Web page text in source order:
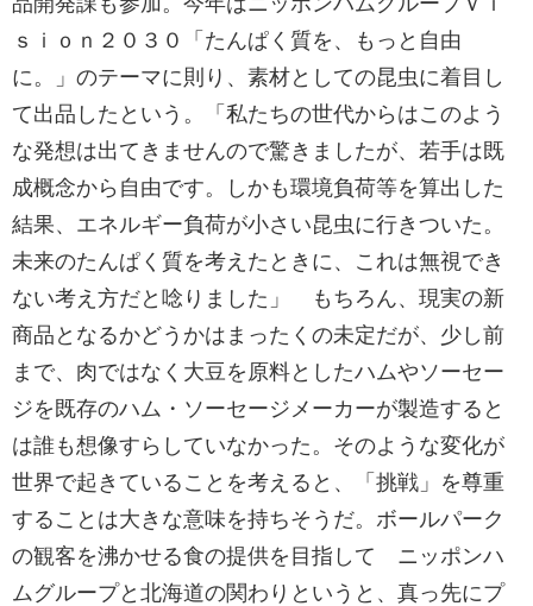
ｓｉｏｎ２０３０「たんぱく質を、もっと自由
に。」のテーマに則り、素材としての昆虫に着目し
て出品したという。「私たちの世代からはこのよう
な発想は出てきませんので驚きましたが、若手は既
成概念から自由です。しかも環境負荷等を算出した
結果、エネルギー負荷が小さい昆虫に行きついた。
未来のたんぱく質を考えたときに、これは無視でき
ない考え方だと唸りました」 もちろん、現実の新
商品となるかどうかはまったくの未定だが、少し前
まで、肉ではなく大豆を原料としたハムやソーセー
ジを既存のハム・ソーセージメーカーが製造すると
は誰も想像すらしていなかった。そのような変化が
世界で起きていることを考えると、「挑戦」を尊重
することは大きな意味を持ちそうだ。ボールパーク
の観客を沸かせる食の提供を目指して ニッポンハ
ムグループと北海道の関わりというと、真っ先にプ